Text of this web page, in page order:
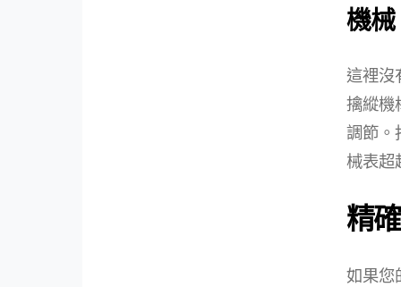
機械
這裡沒
擒縱機
調節。
械表超
精
如果您